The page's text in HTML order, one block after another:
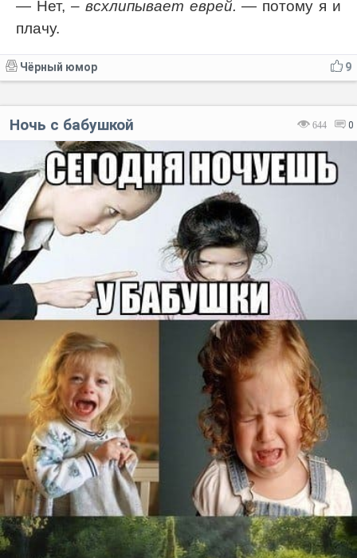
— Нет, – всхлипывает еврей. — потому я и
плачу.
9
Чёрный юмор
644 0
Ночь с бабушкой